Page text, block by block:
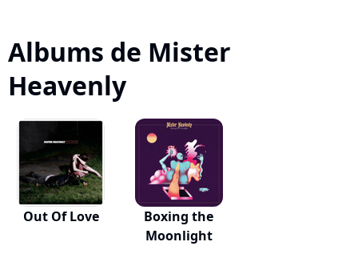
Albums de Mister
Heavenly
Out Of Love
Boxing the
Moonlight